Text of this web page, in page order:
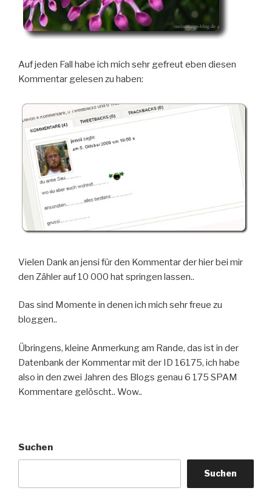
Auf jeden Fall habe ich mich sehr gefreut eben diesen
Kommentar gelesen zu haben:
Vielen Dank an jensi für den Kommentar der hier bei mir
den Zähler auf 10 000 hat springen lassen..
Das sind Momente in denen ich mich sehr freue zu
bloggen..
Übringens, kleine Anmerkung am Rande, das ist in der
Datenbank der Kommentar mit der ID 16175, ich habe
also in den zwei Jahren des Blogs genau 6 175 SPAM
Kommentare gelöscht.. Wow..
Suchen
Suchen